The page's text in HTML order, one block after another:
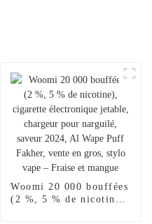
Woomi 20 000 bouffées
(2 %, 5 % de nicotine),